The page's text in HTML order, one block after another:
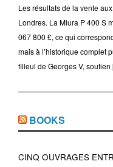
Les résultats de la vente
Londres. La Miura P 400 S
067 800 £, ce qui
mais à l’historique complet
filleul de Georges V,
BOOKS
CINQ OUVRAGES